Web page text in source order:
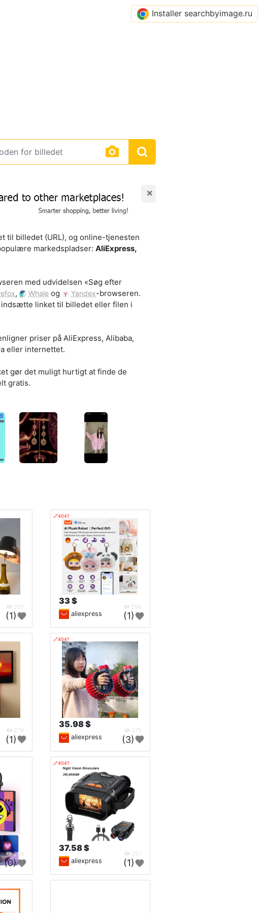
×
til billedet (URL), og online-tjenesten
markedspladser: AliExpress,
med udvidelsen «Søg efter
, Whale og Yandex-browseren.
linket til billedet eller filen i
priser på AliExpress, Alibaba,
eller internettet.
gør det muligt hurtigt at finde de
gratis.
297
(1)
🔗404?
33 $
296
aliexpress (1)
279
(1)
🔗404?
35.98 $
275
aliexpress (3)
259
(0)
🔗404?
37.58 $
257
aliexpress (1)
Installer searchbyimage.ru